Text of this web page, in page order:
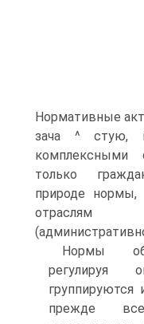
Нормативные
зача ^ стую,
только
природе
отраслям
Нормы
регулируя
прежде